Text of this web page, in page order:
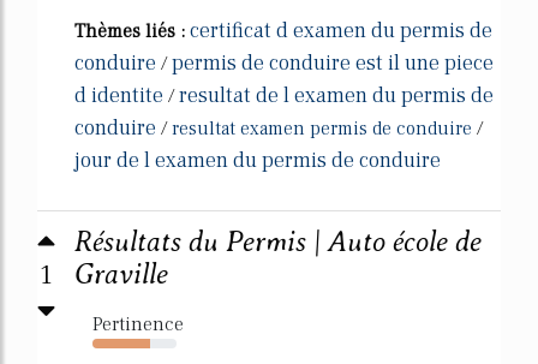
Thèmes liés : certificat d examen du permis de
conduire /permis de conduire est il une piece
d identite /resultat de l examen du permis de
conduire /resultat examen permis de conduire /
jour de l examen du permis de conduire
1
Résultats du Permis | Auto école de
Graville
Pertinence
68%